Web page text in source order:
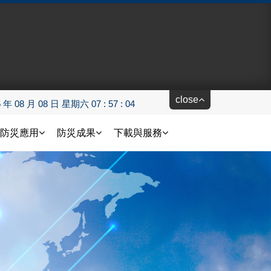
close
年 08 月 08 日 星期六 07 : 57 : 04
防災應用 防災成果 下載與服務